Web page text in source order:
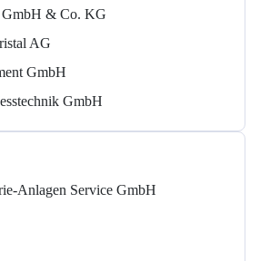
& Co. KG
AG
GmbH
GmbH
Anlagen Service GmbH